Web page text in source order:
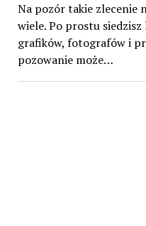
Na pozór takie zlecenie
wiele. Po prostu
grafików, fotografów i
pozowanie może…